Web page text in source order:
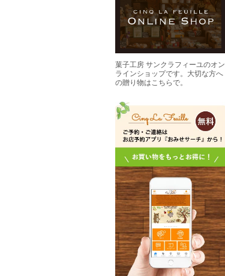
菓子工房 サンクラフィーユのオン
ラインショップです。大切な方へ
の贈り物はこちらで。